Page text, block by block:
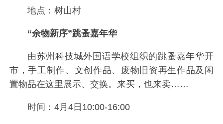
地点：树山村
“余物新序”跳蚤嘉年华
由苏州科技城外国语学校组织的跳蚤嘉年华开
市，手工制作、文创作品、废物旧资再生作品及闲
置物品在这里展示、交换。来买，也来卖……
时间：4月4日10:00-16:00